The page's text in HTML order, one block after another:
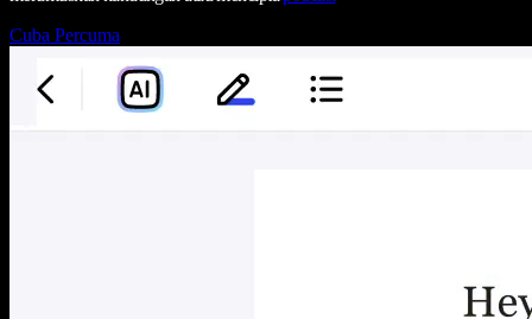
Cuba Percuma